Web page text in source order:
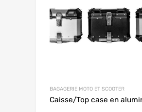
BAGAGERIE MOTO ET SCOOTER
Caisse/Top case en